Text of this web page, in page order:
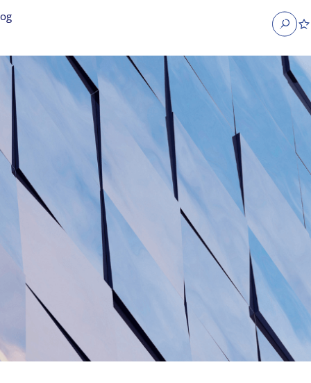
Occupier Services jobs Property Management jobs
jobs
Administrative jobs
jobs